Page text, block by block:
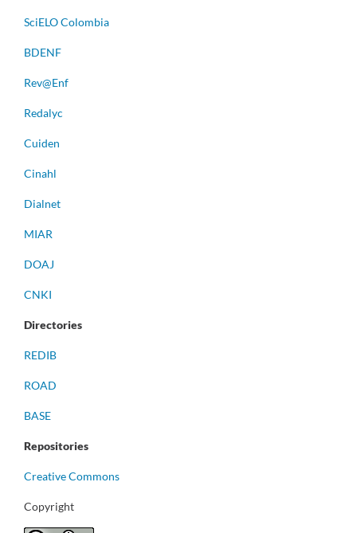
SciELO Colombia
BDENF
Rev@Enf
Redalyc
Cuiden
Cinahl
Dialnet
MIAR
DOAJ
CNKI
Directories
REDIB
ROAD
BASE
Repositories
Creative Commons
Copyright